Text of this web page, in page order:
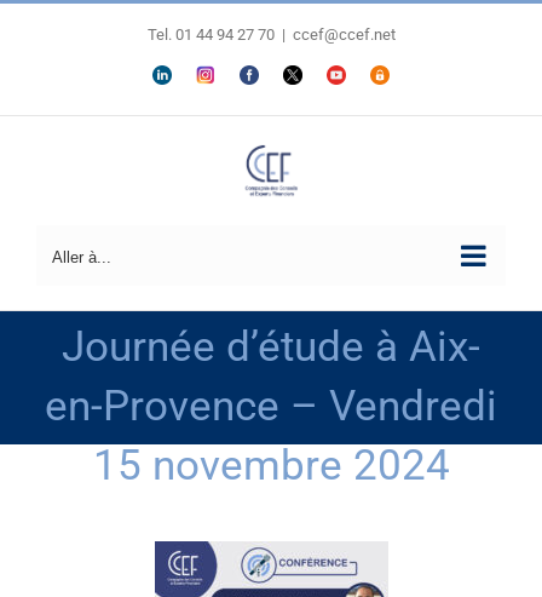
Passer
Tel. 01 44 94 27 70 | ccef@ccef.net
LINKEDIN
Personnaliser
FACEBOOK
X YOUTUBE
ESPACE
Aller à...
Journée d’étude à Aix-
en-Provence – Vendredi
15 novembre 2024